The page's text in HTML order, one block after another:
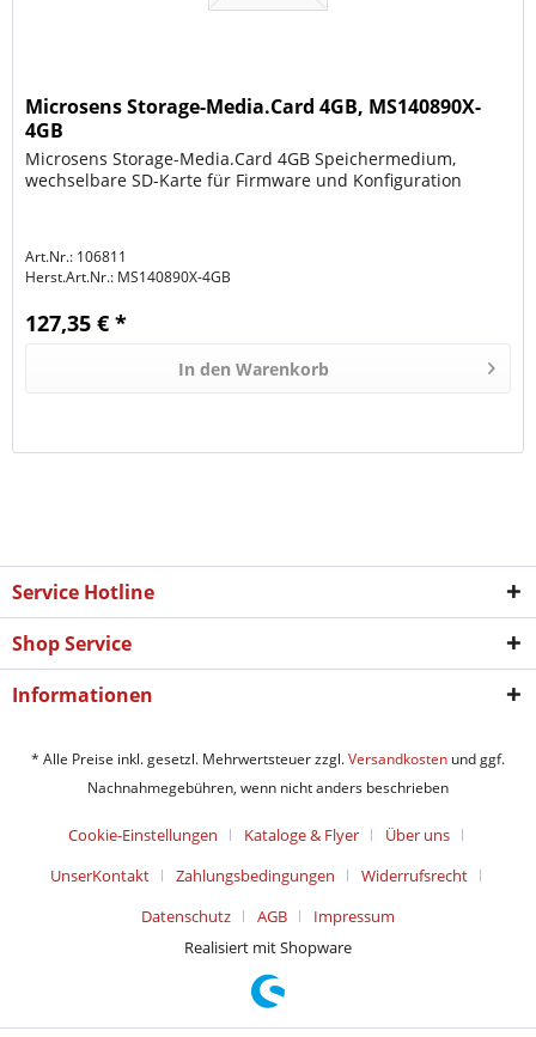
Microsens Storage-Media.Card 4GB, MS140890X-
4GB
Microsens Storage-Media.Card 4GB Speichermedium,
wechselbare SD-Karte für Firmware und Konfiguration
Art.Nr.: 106811
Herst.Art.Nr.: MS140890X-4GB
127,35 € *
In den Warenkorb
Service Hotline
Shop Service
Informationen
* Alle Preise inkl. gesetzl. Mehrwertsteuer zzgl.Versandkosten und ggf.
Nachnahmegebühren, wenn nicht anders beschrieben
Cookie-Einstellungen Kataloge & Flyer
Über uns
UnserKontakt
Zahlungsbedingungen
Widerrufsrecht
Datenschutz
AGB
Impressum
Realisiert mit Shopware